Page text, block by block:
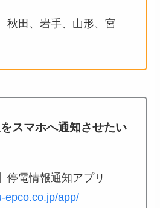
秋田、岩手、山形、宮
スマホへ通知させたい
停電情報通知アプリ
epco.co.jp/app/